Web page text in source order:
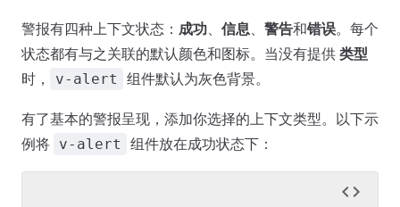
警报有四种上下文状态： 成功、 信息、 警告和错误。每个
状态都有与之关联的默认颜色和图标。当没有提供 类型
时，
v-alert 组件默认为灰色背景。
有了基本的警报呈现，添加你选择的上下文类型。以下示
例将 v-alert 组件放在成功状态下：